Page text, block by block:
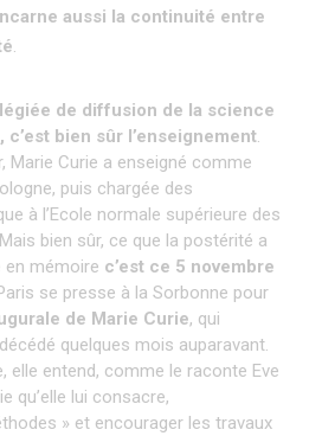
aussi la continuité entre
.
de diffusion de la science
bien sûr l’enseignement.
Marie Curie a enseigné comme
puis chargée des
à l’Ecole normale supérieure des
bien sûr, ce que la postérité a
en mémoire c’est ce 5 novembre
se presse à la Sorbonne pour
de Marie Curie, qui
quelques mois auparavant.
elle entend, comme le raconte Eve
qu’elle lui consacre,
» et encourager les travaux